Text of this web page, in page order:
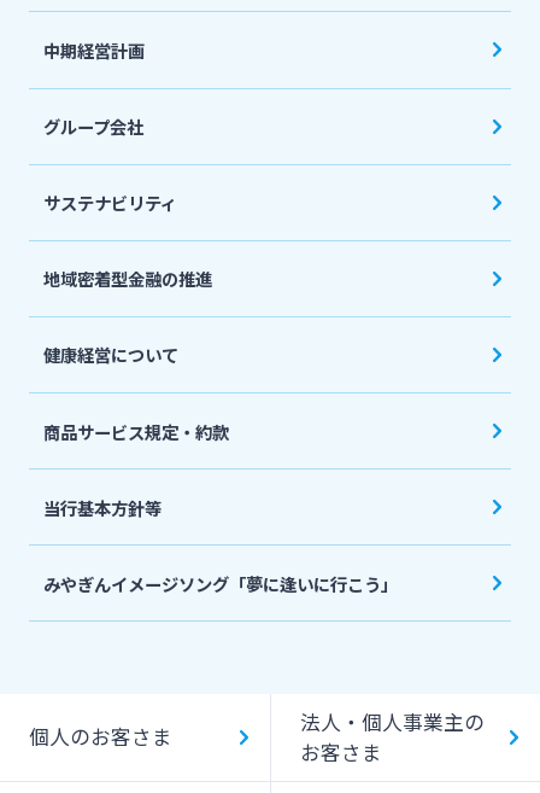
中期経営計画
グループ会社
サステナビリティ
地域密着型金融の推進
健康経営について
商品サービス規定・約款
当行基本方針等
みやぎんイメージソング「夢に逢いに行こう」
個人のお客さま
法人・個人事業主の
お客さま